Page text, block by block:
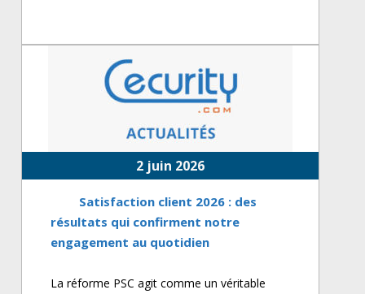
2 juin 2026
Satisfaction client 2026 : des
résultats qui confirment notre
engagement au quotidien
La réforme PSC agit comme un véritable